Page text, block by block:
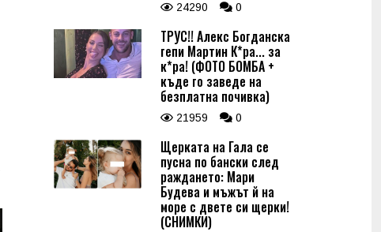
24290 0
ТРУС!! Алекс Богданска
гепи Мартин К*ра... за
к*ра! (ФОТО БОМБА +
къде го заведе на
безплатна почивка)
21959 0
Щерката на Гала се
пусна по бански след
раждането: Мари
Будева и мъжът й на
море с двете си щерки!
(СНИМКИ)